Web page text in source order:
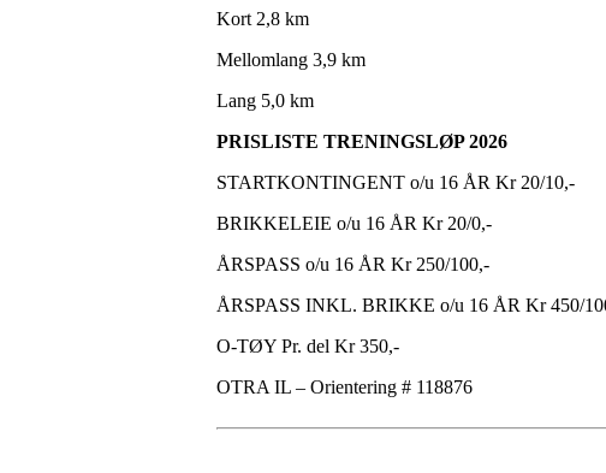
Kort 2,8 km
Mellomlang 3,9 km
Lang 5,0 km
PRISLISTE TRENINGSLØP 2026
STARTKONTINGENT o/u 16 ÅR Kr 20/10,-
BRIKKELEIE o/u 16 ÅR Kr 20/0,-
ÅRSPASS o/u 16 ÅR Kr 250/100,-
ÅRSPASS INKL. BRIKKE o/u 16 ÅR Kr 450/
O-TØY Pr. del Kr 350,-
OTRA IL – Orientering # 118876